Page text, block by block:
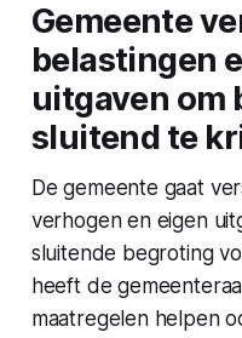
Gemeente
belastingen
uitgaven om
sluitend te
De gemeente gaat
verhogen en eigen
sluitende begroting
heeft de
maatregelen helpen